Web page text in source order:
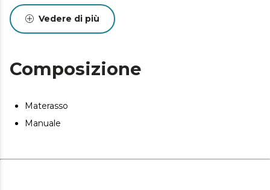
confezionato sottovuoto per trasportarlo nel modo più
comodo.
Vedere di più
Composizione
Materasso
Manuale